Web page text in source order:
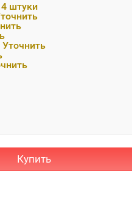
штуки
Уточнить
Купить